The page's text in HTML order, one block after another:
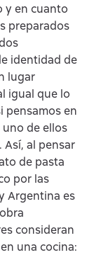
y en cuanto
preparados
identidad de
lugar
igual que lo
pensamos en
de ellos
al pensar
de pasta
por las
Argentina es
consideran
una cocina: